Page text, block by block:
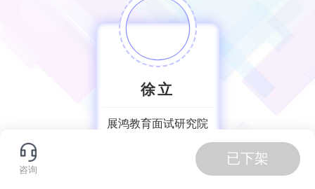
徐立
展鸿教育面试研究院
咨询
已下架